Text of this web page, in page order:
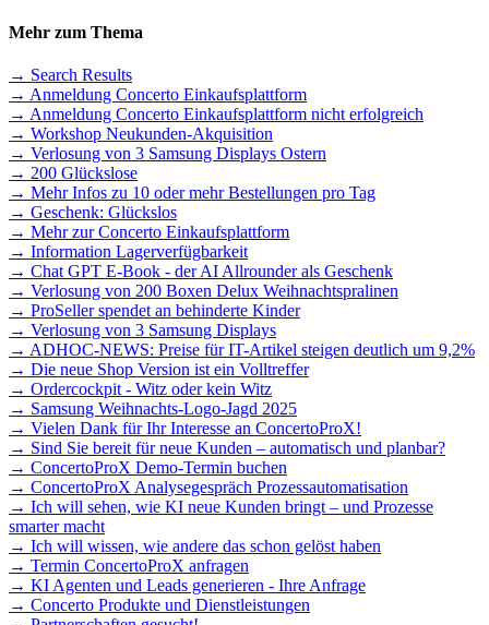
Mehr zum Thema
→ Search Results
→ Anmeldung Concerto Einkaufsplattform
→ Anmeldung Concerto Einkaufsplattform nicht erfolgreich
→ Workshop Neukunden-Akquisition
→ Verlosung von 3 Samsung Displays Ostern
→ 200 Glückslose
→ Mehr Infos zu 10 oder mehr Bestellungen pro Tag
→ Geschenk: Glückslos
→ Mehr zur Concerto Einkaufsplattform
→ Information Lagerverfügbarkeit
→ Chat GPT E-Book - der AI Allrounder als Geschenk
→ Verlosung von 200 Boxen Delux Weihnachtspralinen
→ ProSeller spendet an behinderte Kinder
→ Verlosung von 3 Samsung Displays
→ ADHOC-NEWS: Preise für IT-Artikel steigen deutlich um 9,2%
→ Die neue Shop Version ist ein Volltreffer
→ Ordercockpit - Witz oder kein Witz
→ Samsung Weihnachts-Logo-Jagd 2025
→ Vielen Dank für Ihr Interesse an ConcertoProX!
→ Sind Sie bereit für neue Kunden – automatisch und planbar?
→ ConcertoProX Demo-Termin buchen
→ ConcertoProX Analysegespräch Prozessautomatisation
→ Ich will sehen, wie KI neue Kunden bringt – und Prozesse
smarter macht
→ Ich will wissen, wie andere das schon gelöst haben
→ Termin ConcertoProX anfragen
→ KI Agenten und Leads generieren - Ihre Anfrage
→ Concerto Produkte und Dienstleistungen